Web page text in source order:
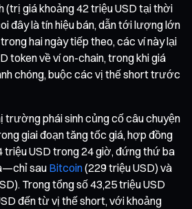
(trị giá khoảng 42 triệu USD tại thời
đây là tín hiệu bán, dẫn tới lượng lớn
hai ngày tiếp theo, các ví này lại
token về ví on-chain, trong khi giá
chóng, buộc các vị thế short trước
trường phái sinh củng cố câu chuyện
giai đoạn tăng tốc giá, hợp đồng
triệu USD trong 24 giờ, đứng thứ ba
sau Bitcoin(229 triệu USD) và
Trong tổng số 43,25 triệu USD
đến từ vị thế short, với khoảng